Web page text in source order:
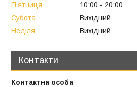
Пʼятниця
10:00
20:00
Субота
Вихідний
Неділя
Вихідний
Контакти